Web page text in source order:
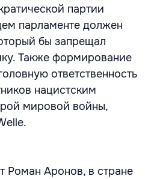
партии
парламенте должен
бы запрещал
Также формирование
ответственность
нацистским
мировой войны,
Роман Аронов, в стране